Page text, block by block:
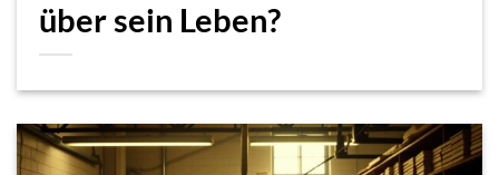
über sein Leben?